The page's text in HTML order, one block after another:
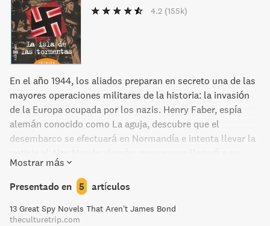
4.2 (155k)
En el año 1944, los aliados preparan en secreto una de las
mayores operaciones militares de la historia: la invasión
de la Europa ocupada por los nazis. Henry Faber, espía
alemán conocido como La aguja, descubre que el
desembarco se efectuará en Normandía e intenta llevar la
destino... Este misterioso e intrigante drama narra la
relación existente entre un espía profesional y una valiente
mujer y en cuyo equilibrio se encuentra el destino del
mundo.
Mostrar más
Presentado en 5 artículos
13 Great Spy Novels That Aren’t James Bond
theculturetrip.com